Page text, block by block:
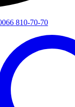
066 810-70-70